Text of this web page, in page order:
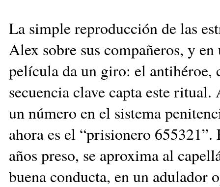
La simple reproducción de las
Alex sobre sus compañeros, y
película da un giro: el antihéroe,
secuencia clave capta este
un número en el sistema
ahora es el “prisionero
años preso, se aproxima al
buena conducta, en un adulador